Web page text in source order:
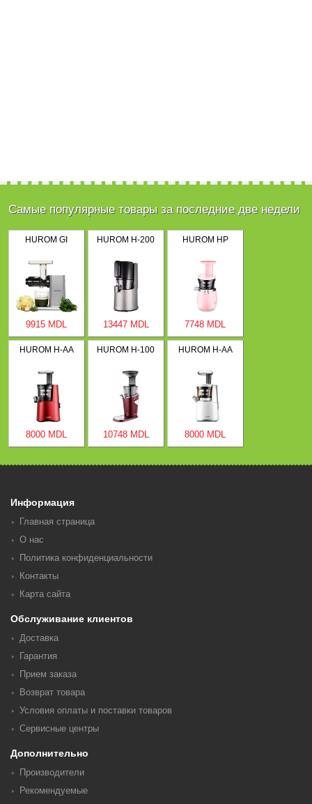
Самые популярные товары за последние две недели
HUROM GI
9915 MDL
HUROM H-200
13447 MDL
HUROM HP
7748 MDL
HUROM H-AA
8000 MDL
HUROM H-100
10748 MDL
HUROM H-AA
8000 MDL
Информация
Главная страница
О нас
Политика конфиденциальности
Контакты
Карта сайта
Обслуживание клиентов
Доставка
Гарантия
Прием заказа
Возврат товара
Условия оплаты и поставки товаров
Сервисные центры
Дополнительно
Производители
Рекомендуемые